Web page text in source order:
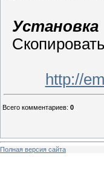
Установка
Скопировать
http://
Всего комментариев: 0
Полная версия сайта